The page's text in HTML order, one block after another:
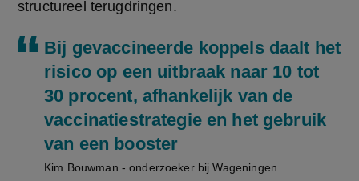
structureel terugdringen.
Bij gevaccineerde koppels daalt het
risico op een uitbraak naar 10 tot
30 procent, afhankelijk van de
vaccinatiestrategie en het gebruik
van een booster
Kim Bouwman - onderzoeker bij Wageningen